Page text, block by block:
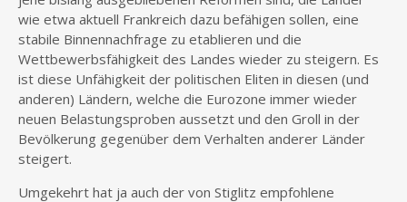
wie etwa aktuell Frankreich dazu befähigen sollen, eine
stabile Binnennachfrage zu etablieren und die
Wettbewerbsfähigkeit des Landes wieder zu steigern. Es
ist diese Unfähigkeit der politischen Eliten in diesen (und
anderen) Ländern, welche die Eurozone immer wieder
neuen Belastungsproben aussetzt und den Groll in der
Bevölkerung gegenüber dem Verhalten anderer Länder
steigert.
Umgekehrt hat ja auch der von Stiglitz empfohlene